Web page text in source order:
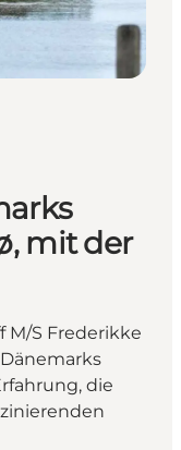
mit der
M/S Frederikke
die